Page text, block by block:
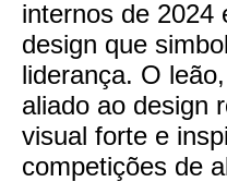
internos de 2024
design que
liderança. O
aliado ao design
visual forte e
competições de